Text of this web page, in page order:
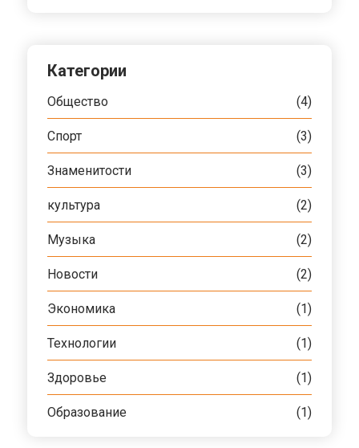
Категории
Общество (4)
Спорт (3)
Знаменитости (3)
культура (2)
Музыка (2)
Новости (2)
Экономика (1)
Технологии (1)
Здоровье (1)
Образование (1)